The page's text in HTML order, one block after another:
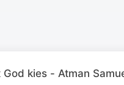
kies - Atman